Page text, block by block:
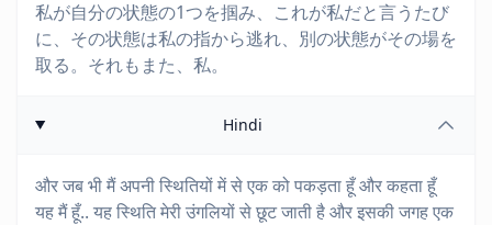
私が自分の状態の1つを掴み、これが私だと言うたび
に、その状態は私の指から逃れ、別の状態がその場を
取る。それもまた、私。
Hindi
और जब भी मैं अपनी स्थितियों में से एक को पकड़ता हूँ और कहता हूँ
यह मैं हूँ.. यह स्थिति मेरी उंगलियों से छूट जाती है और इसकी जगह एक